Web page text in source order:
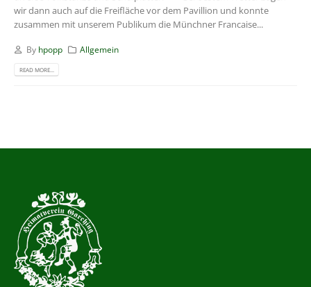
wir dann auch auf die Freifläche vor dem Pavillion und konnte
zusammen mit unserem Publikum die Münchner Francaise...
By hpopp Allgemein
READ MORE...